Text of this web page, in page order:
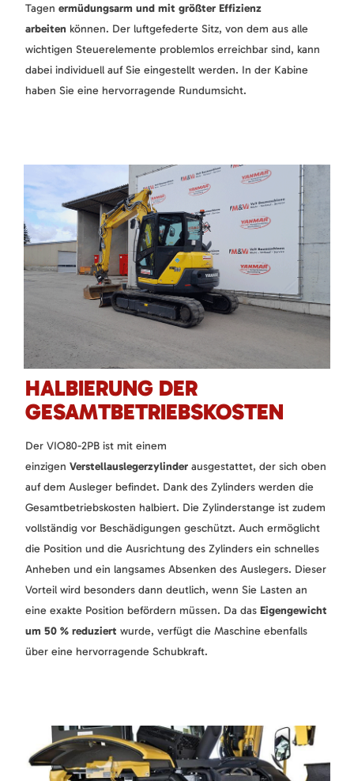
Tagen ermüdungsarm und mit größter Effizienz
arbeiten können. Der luftgefederte Sitz, von dem aus alle
wichtigen Steuerelemente problemlos erreichbar sind, kann
dabei individuell auf Sie eingestellt werden. In der Kabine
haben Sie eine hervorragende Rundumsicht.
HALBIERUNG DER
GESAMTBETRIEBSKOSTEN
Der VIO80-2PB ist mit einem
einzigen Verstellauslegerzylinder ausgestattet, der sich oben
auf dem Ausleger befindet. Dank des Zylinders werden die
Gesamtbetriebskosten halbiert. Die Zylinderstange ist zudem
vollständig vor Beschädigungen geschützt. Auch ermöglicht
die Position und die Ausrichtung des Zylinders ein schnelles
Anheben und ein langsames Absenken des Auslegers. Dieser
Vorteil wird besonders dann deutlich, wenn Sie Lasten an
eine exakte Position befördern müssen. Da das Eigengewicht
um 50 % reduziert wurde, verfügt die Maschine ebenfalls
über eine hervorragende Schubkraft.